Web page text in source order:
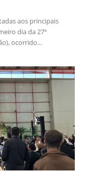
aos principais
dia da 27ª
ocorrido...